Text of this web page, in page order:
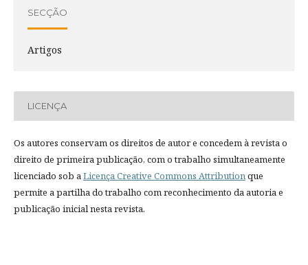
SECÇÃO
Artigos
LICENÇA
Os autores conservam os direitos de autor e concedem à revista o
direito de primeira publicação, com o trabalho simultaneamente
licenciado sob aLicença Creative Commons Attributionque
permite a partilha do trabalho com reconhecimento da autoria e
publicação inicial nesta revista.